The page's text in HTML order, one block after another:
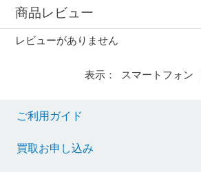
商品レビュー
レビューがありません
表示： スマートフォン
ご利用ガイド
買取お申し込み